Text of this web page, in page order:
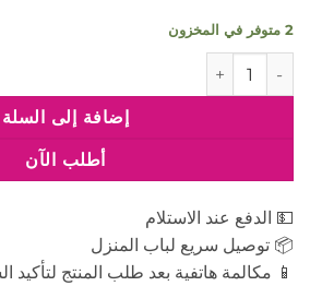
2 متوفر في المخزون
كمية ستارفيل مرطب للبشرة الدهنية 200 مل
إضافة إلى السلة
أطلب الآن
💵 الدفع عند الاستلام
📦 توصيل سريع لباب المنزل
📱 مكالمة هاتفية بعد طلب المنتج لتأكيد